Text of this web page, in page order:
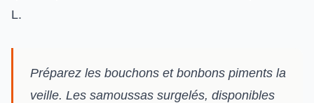
L.
Préparez les bouchons et bonbons piments la
veille. Les samoussas surgelés, disponibles